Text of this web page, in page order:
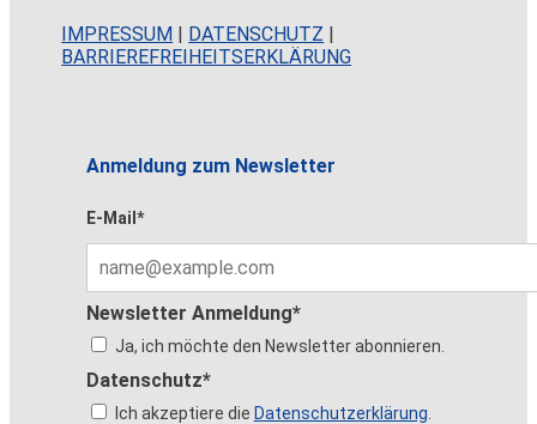
IMPRESSUM
DATENSCHUTZ
BARRIEREFREIHEITSERKLÄRUNG
Anmeldung zum Newsletter
E-Mail*
Newsletter Anmeldung*
Ja, ich möchte den Newsletter abonnieren.
Datenschutz*
Ich akzeptiere die Datenschutzerklärung.